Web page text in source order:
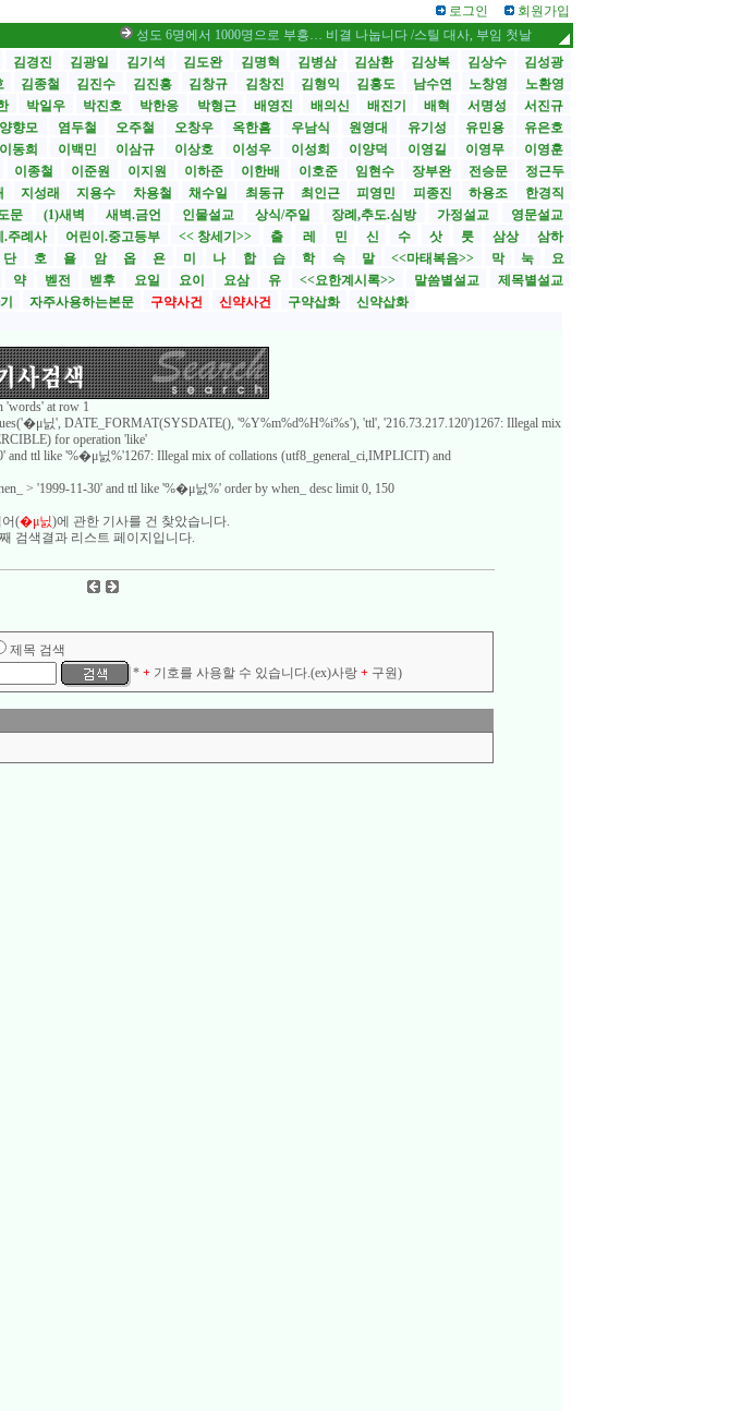
로그인 회원가입
성도 6명에서 1000명으로 부흥… 비결 나눕니다 /스틸 대사, 부임 첫날 영락교회 방문
김경진 김광일 김기석 김도완 김명혁 김병삼 김삼환 김상복 김상수
김성광
김종철 김진수 김진흥 김창규 김창진 김형익 김홍도 남수연 노창영
노환영
박일우 박진호 박한응 박형근 배영진 배의신 배진기 배혁 서명성
서진규
양향모 염두철 오주철 오창우 옥한흠 우남식 원영대 유기성 유민용
유은호
이동희 이백민 이삼규 이상호 이성우 이성희 이양덕 이영길 이영무
이영훈
이종철 이준원 이지원 이하준 이한배 이호준 임현수 장부완 전승문
정근두
지성래 지용수 차용철 채수일 최동규 최인근 피영민 피종진 하용조
한경직
문 (1)새벽 새벽.금언 인물설교 상식/주일 장례,추도.심방 가정설교
영문설교
.주례사 어린이.중고등부 << 창세기>> 출 레 민 신 수 삿 룻 삼상
삼하
단 호 욜 암 옵 욘 미 나 합 습 학 슥 말 <<마태복음>> 막 눅
요
약 벧전 벧후 요일 요이 요삼 유 <<요한계시록>> 말씀별설교
제목별설교
자주사용하는본문 구약사건 신약사건 구약삽화
신약삽화
'words' at row 1
닔', DATE_FORMAT(SYSDATE(), '%Y%m%d%H%i%s'), 'ttl', '216.73.217.120')1267: Illegal mix
for operation 'like'
and ttl like '%�μ닔%'1267: Illegal mix of collations (utf8_general_ci,IMPLICIT) and
> '1999-11-30' and ttl like '%�μ닔%' order by when_ desc limit 0, 150
(�μ닔)에 관한 기사를 건 찾았습니다.
검색결과 리스트 페이지입니다.
제목 검색
* +기호를 사용할 수 있습니다.(ex)사랑 +구원)